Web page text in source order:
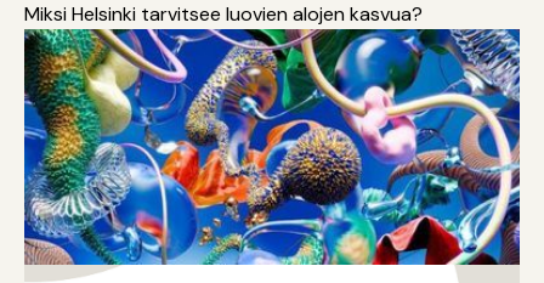
Miksi Helsinki tarvitsee luovien alojen kasvua?